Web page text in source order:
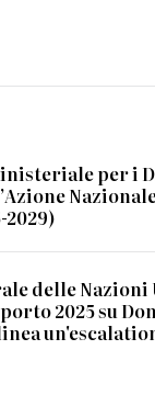
per i
2029)
delle Nazioni
2025 su